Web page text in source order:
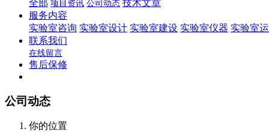
全部 项目资讯 公司动态 技术文章
服务内容
实验室咨询 实验室设计 实验室建设 实验室仪器 实验室
联系我们
在线留言
售后保修
公司动态
你的位置